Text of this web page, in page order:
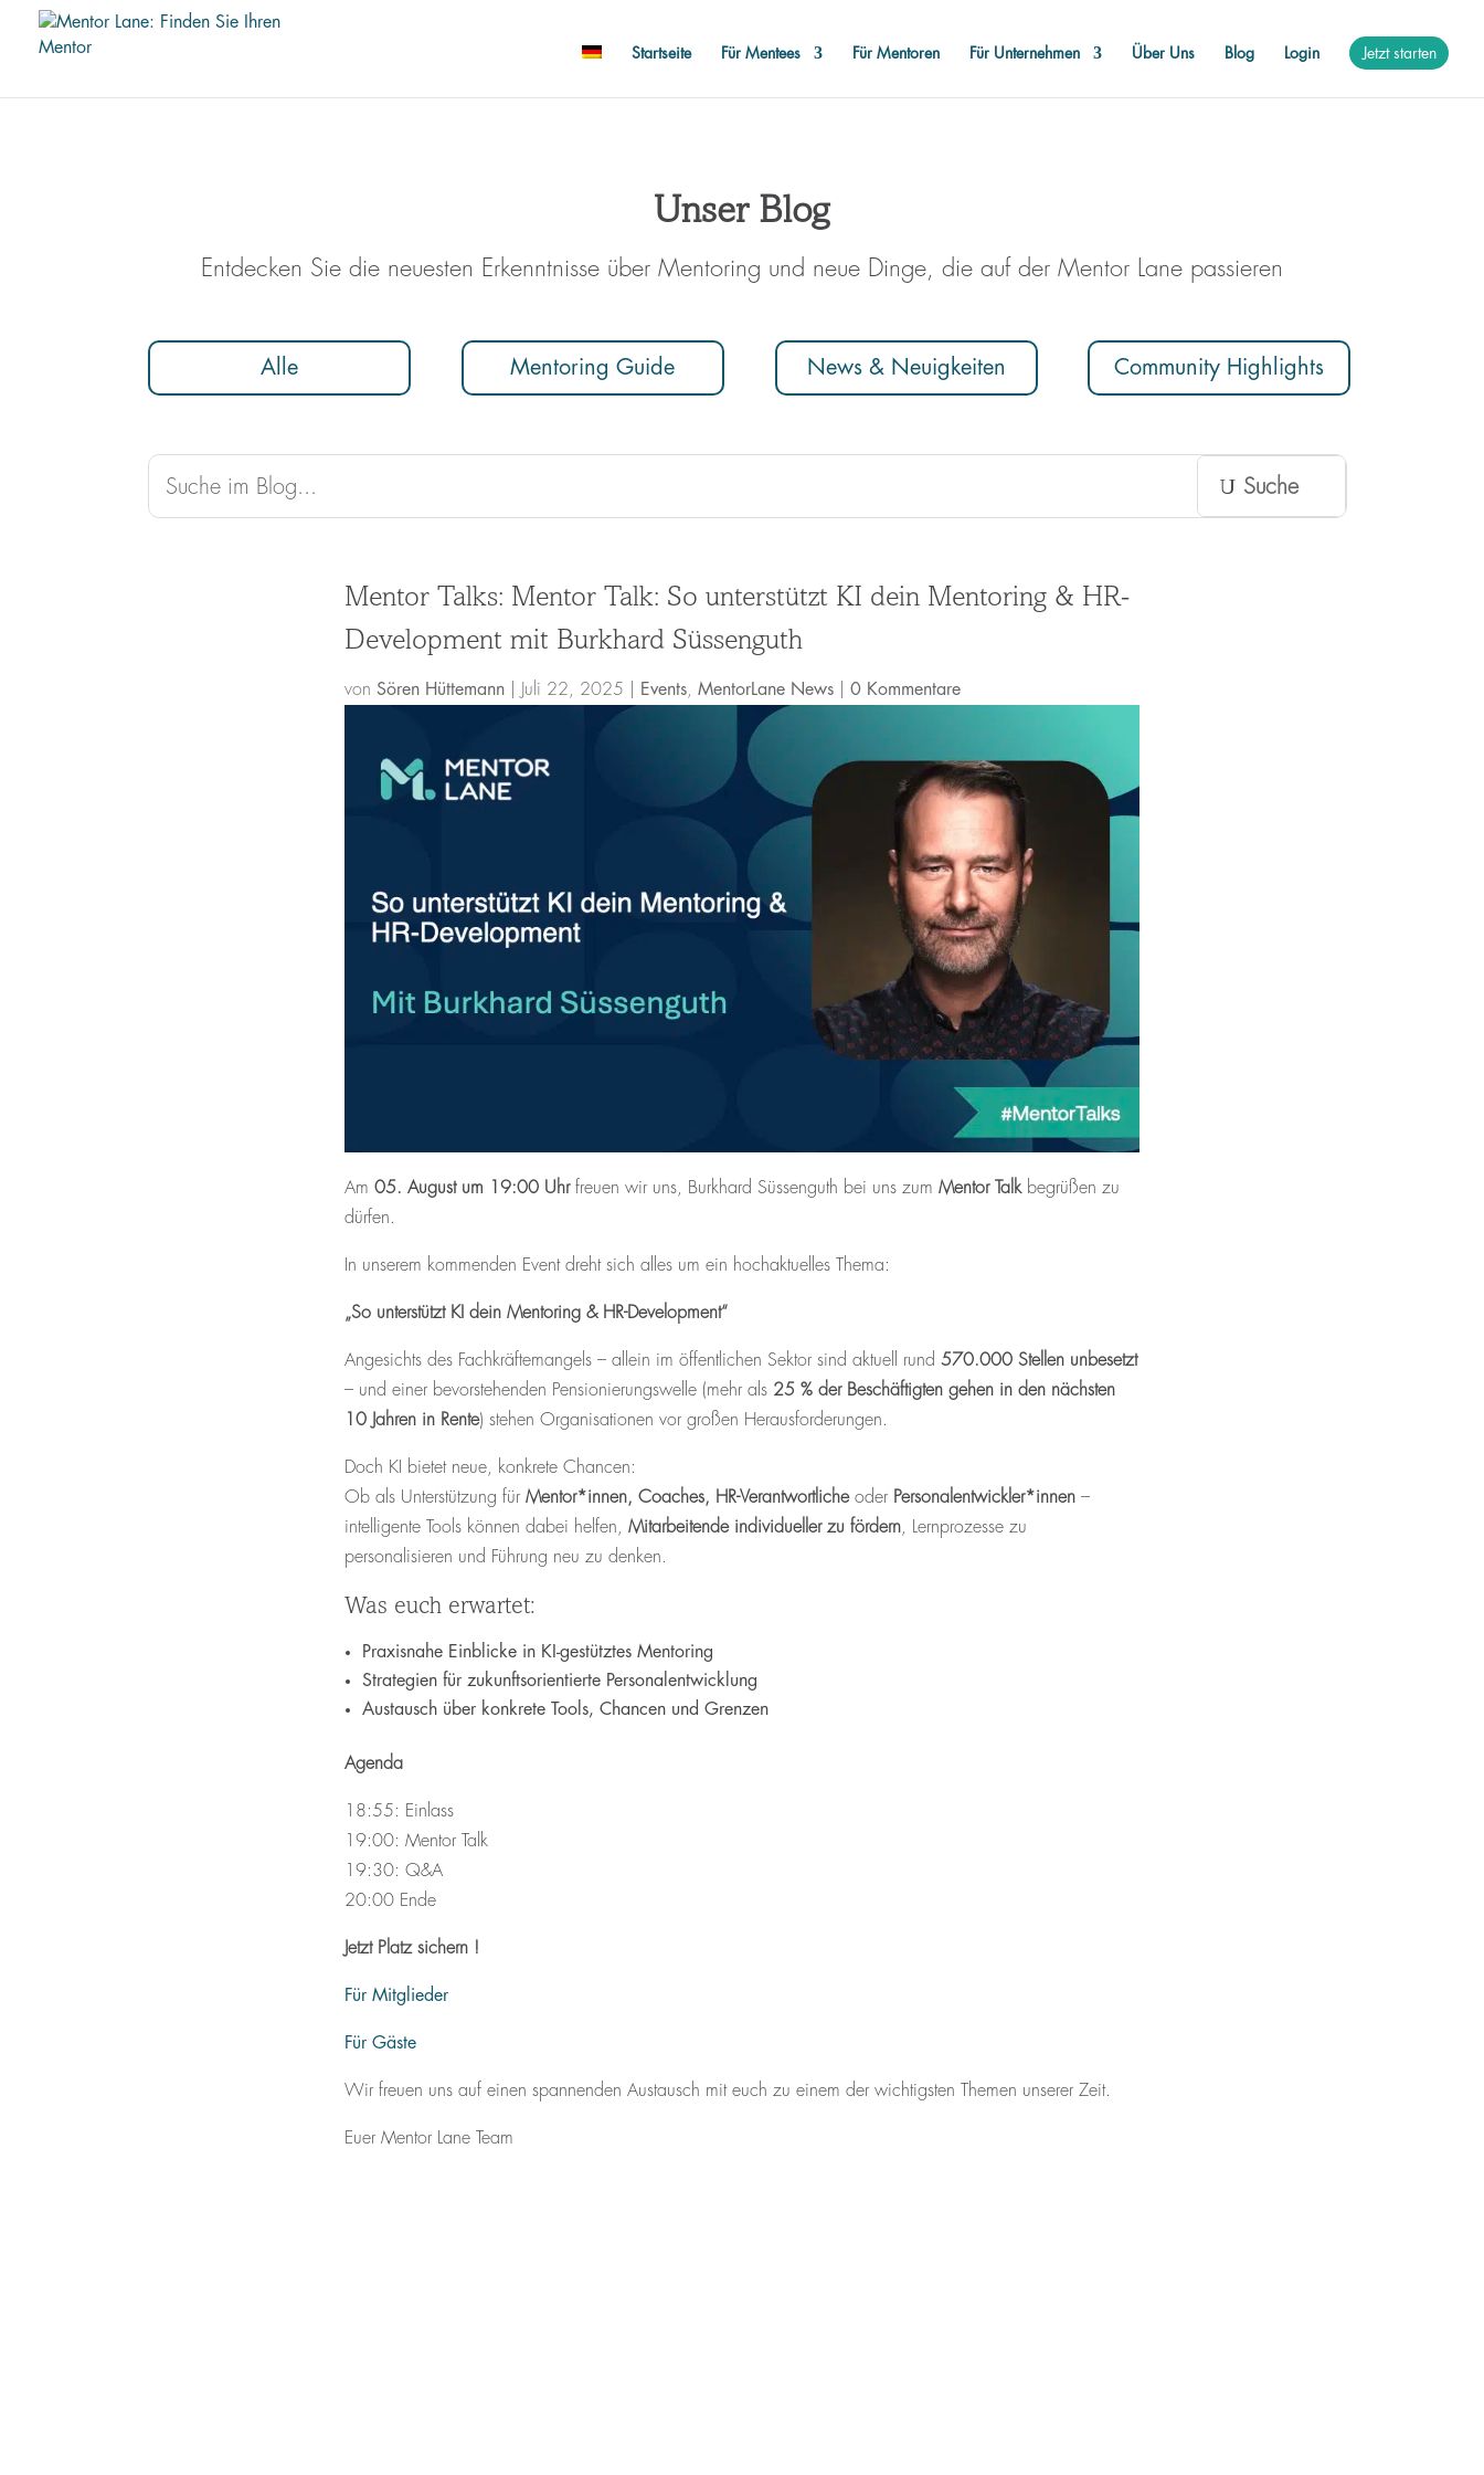
Startseite Für Mentees Für Mentoren Für Unternehmen Über Uns Blog Login Jetzt starten
Unser Blog
Entdecken Sie die neuesten Erkenntnisse über Mentoring und neue Dinge, die auf der Mentor Lane passieren
Alle Mentoring Guide News & Neuigkeiten Community Highlights
Mentor Talks: Mentor Talk: So unterstützt KI dein Mentoring & HR-
Development mit Burkhard Süssenguth
von Sören Hüttemann Juli 22, 2025 Events MentorLane News 0 Kommentare
Am 05. August um 19:00 Uhrfreuen wir uns, Burkhard Süssenguth bei uns zum Mentor Talkbegrüßen zu
dürfen.
In unserem kommenden Event dreht sich alles um ein hochaktuelles Thema:
„So unterstützt KI dein Mentoring & HR-Development“
Angesichts des Fachkräftemangels – allein im öffentlichen Sektor sind aktuell rund 570.000 Stellen unbesetzt
– und einer bevorstehenden Pensionierungswelle (mehr als 25 % der Beschäftigten gehen in den nächsten
10 Jahren in Rente) stehen Organisationen vor großen Herausforderungen.
Doch KI bietet neue, konkrete Chancen:
Ob als Unterstützung für Mentor*innen, Coaches, HR-Verantwortlicheoder Personalentwickler*innen –
intelligente Tools können dabei helfen, Mitarbeitende individueller zu fördern, Lernprozesse zu
personalisieren und Führung neu zu denken.
Was euch erwartet:
Praxisnahe Einblicke in KI-gestütztes Mentoring
Strategien für zukunftsorientierte Personalentwicklung
Austausch über konkrete Tools, Chancen und Grenzen
Agenda
18:55: Einlass
19:00: Mentor Talk
19:30: Q&A
20:00 Ende
Jetzt Platz sichern !
Für Mitglieder
Für Gäste
Wir freuen uns auf einen spannenden Austausch mit euch zu einem der wichtigsten Themen unserer Zeit.
Euer Mentor Lane Team